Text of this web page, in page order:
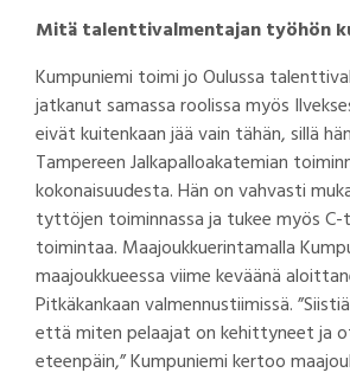
Mitä talenttivalmentajan työhön
Kumpuniemi toimi jo Oulussa
jatkanut samassa roolissa myös
eivät kuitenkaan jää vain tähän, sillä
Tampereen Jalkapalloakatemian
kokonaisuudesta. Hän on vahvasti
tyttöjen toiminnassa ja tukee myös
toimintaa. Maajoukkuerintamalla
maajoukkueessa viime keväänä
Pitkäkankaan valmennustiimissä.
että miten pelaajat on kehittyneet ja
eteenpäin,” Kumpuniemi kertoo